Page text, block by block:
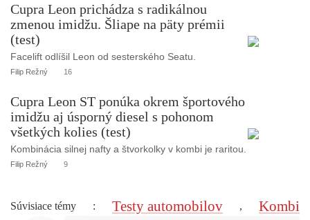
Cupra Leon prichádza s radikálnou
zmenou imidžu. Šliape na päty prémii
(test)
Facelift odlíšil Leon od sesterského Seatu.
Filip Režný 16
Cupra Leon ST ponúka okrem športového
imidžu aj úsporný diesel s pohonom
všetkých kolies (test)
Kombinácia silnej nafty a štvorkolky v kombi je raritou.
Filip Režný 9
Súvisiace témy : Testy automobilov , Kombi